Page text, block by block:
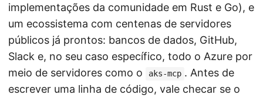
implementações da comunidade em Rust e Go), e
um ecossistema com centenas de servidores
públicos já prontos: bancos de dados, GitHub,
Slack e, no seu caso específico, todo o Azure por
meio de servidores como o
aks-mcp . Antes de
escrever uma linha de código, vale checar se o